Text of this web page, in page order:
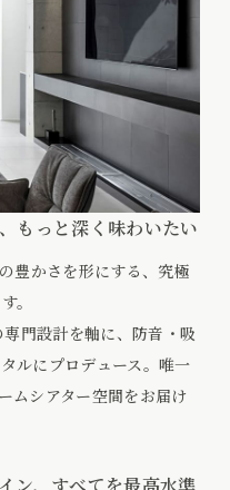
もっと深く味わいたい
豊かさを形にする、究極
。
門設計を軸に、防音・吸
ルにプロデュース。唯一
ムシアター空間をお届け